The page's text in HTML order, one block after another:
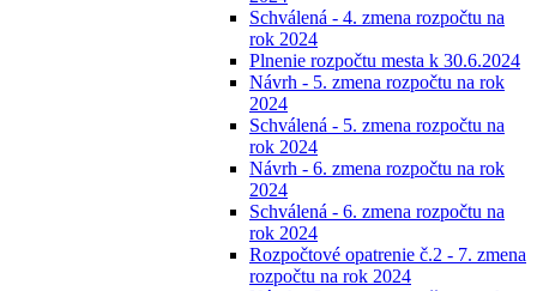
Schválená - 4. zmena rozpočtu na
rok 2024
Plnenie rozpočtu mesta k 30.6.2024
Návrh - 5. zmena rozpočtu na rok
2024
Schválená - 5. zmena rozpočtu na
rok 2024
Návrh - 6. zmena rozpočtu na rok
2024
Schválená - 6. zmena rozpočtu na
rok 2024
Rozpočtové opatrenie č.2 - 7. zmena
rozpočtu na rok 2024